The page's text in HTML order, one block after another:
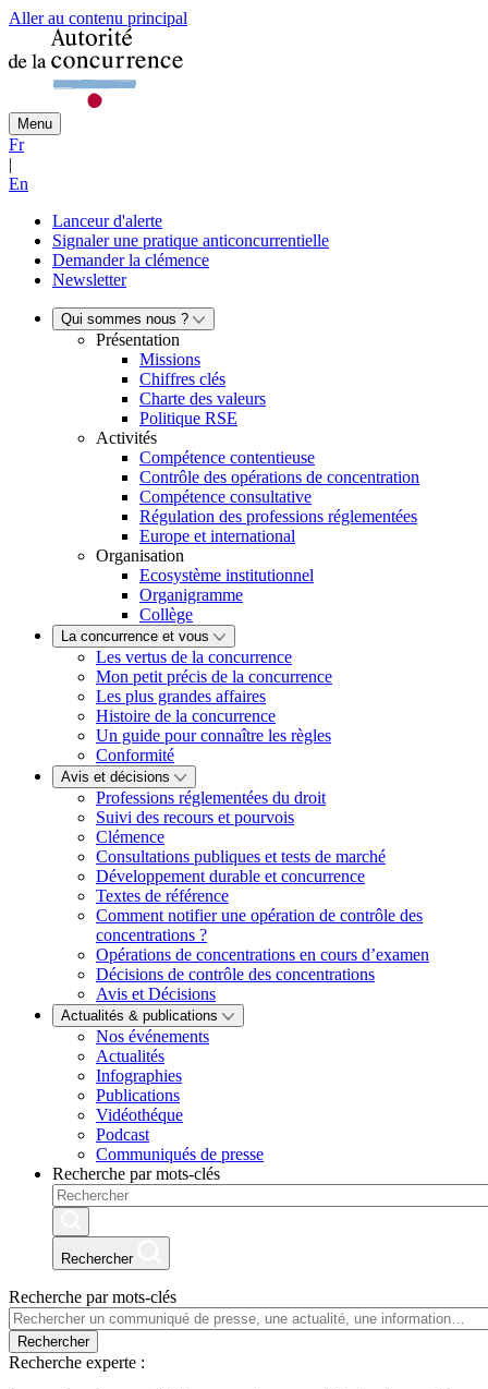
Aller au contenu principal
Menu
Fr
|
En
Lanceur d'alerte
Signaler une pratique anticoncurrentielle
Demander la clémence
Newsletter
Qui sommes nous ?
Présentation
Missions
Chiffres clés
Charte des valeurs
Politique RSE
Activités
Compétence contentieuse
Contrôle des opérations de concentration
Compétence consultative
Régulation des professions réglementées
Europe et international
Organisation
Ecosystème institutionnel
Organigramme
Collège
La concurrence et vous
Les vertus de la concurrence
Mon petit précis de la concurrence
Les plus grandes affaires
Histoire de la concurrence
Un guide pour connaître les règles
Conformité
Avis et décisions
Professions réglementées du droit
Suivi des recours et pourvois
Clémence
Consultations publiques et tests de marché
Développement durable et concurrence
Textes de référence
Comment notifier une opération de contrôle des
concentrations ?
Opérations de concentrations en cours d’examen
Décisions de contrôle des concentrations
Avis et Décisions
Actualités & publications
Nos événements
Actualités
Infographies
Publications
Vidéothéque
Podcast
Communiqués de presse
Recherche par mots-clés
Rechercher
Recherche par mots-clés
Rechercher
Recherche experte :